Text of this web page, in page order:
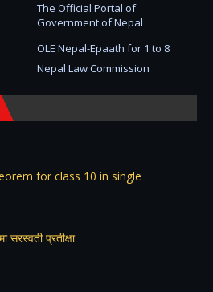
The Official Portal of
Government of Nepal
OLE Nepal-Epaath for 1 to 8
Nepal Law Commission
for class 10 in single
सरस्वती प्रतीक्षा